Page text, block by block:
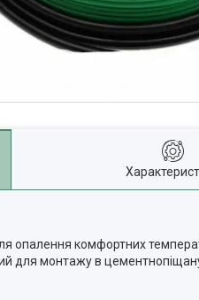
комфортних
для монтажу в